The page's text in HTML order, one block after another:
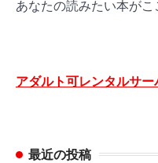
あなたの読みたい本がこ
アダルト可レンタルサー
最近の投稿